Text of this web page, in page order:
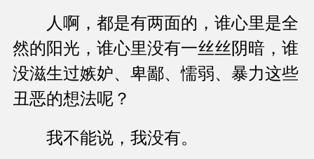
人啊，都是有两面的，谁心里是全
然的阳光，谁心里没有一丝丝阴暗，谁
没滋生过嫉妒、卑鄙、懦弱、暴力这些
丑恶的想法呢？
我不能说，我没有。